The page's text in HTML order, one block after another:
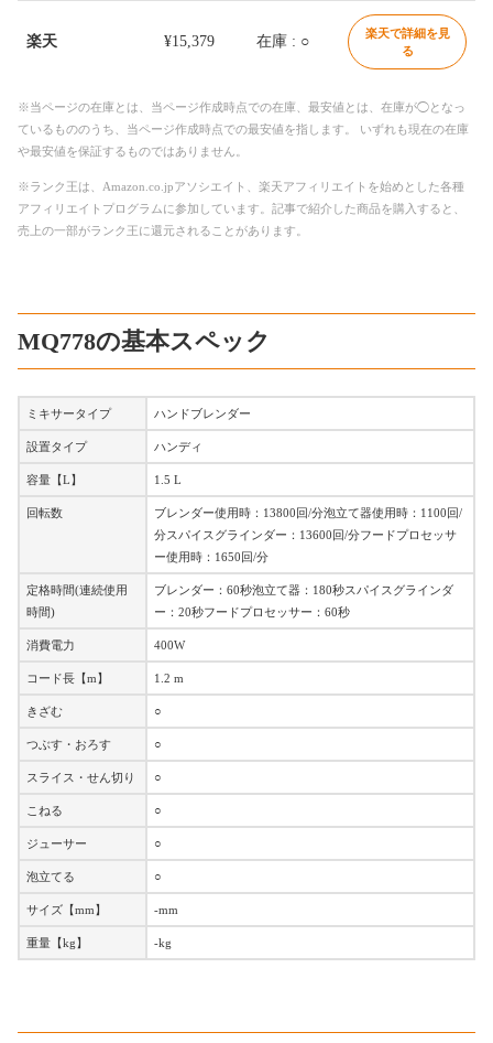
楽天 ¥15,379 在庫 : ○
楽天で詳細を見
る
※当ページの在庫とは、当ページ作成時点での在庫、最安値とは、在庫が◯となっ
ているもののうち、当ページ作成時点での最安値を指します。 いずれも現在の在庫
や最安値を保証するものではありません。
※ランク王は、Amazon.co.jpアソシエイト、楽天アフィリエイトを始めとした各種
アフィリエイトプログラムに参加しています。記事で紹介した商品を購入すると、
売上の一部がランク王に還元されることがあります。
MQ778の基本スペック
ミキサータイプ ハンドブレンダー
設置タイプ ハンディ
容量【L】 1.5 L
回転数
ブレンダー使用時：13800回/分泡立て器使用時：1100回/
分スパイスグラインダー：13600回/分フードプロセッサ
ー使用時：1650回/分
定格時間(連続使用
時間)
ブレンダー：60秒泡立て器：180秒スパイスグラインダ
ー：20秒フードプロセッサー：60秒
消費電力 400W
コード長【m】 1.2 m
きざむ ○
つぶす・おろす ○
スライス・せん切り ○
こねる ○
ジューサー ○
泡立てる ○
サイズ【mm】 -mm
重量【kg】 -kg